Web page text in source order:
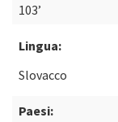
103’
Lingua:
Slovacco
Paesi: